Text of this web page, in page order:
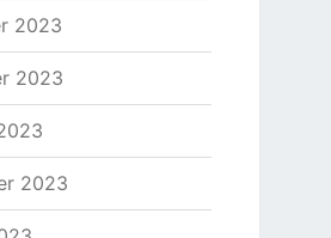
2023
2023
2023